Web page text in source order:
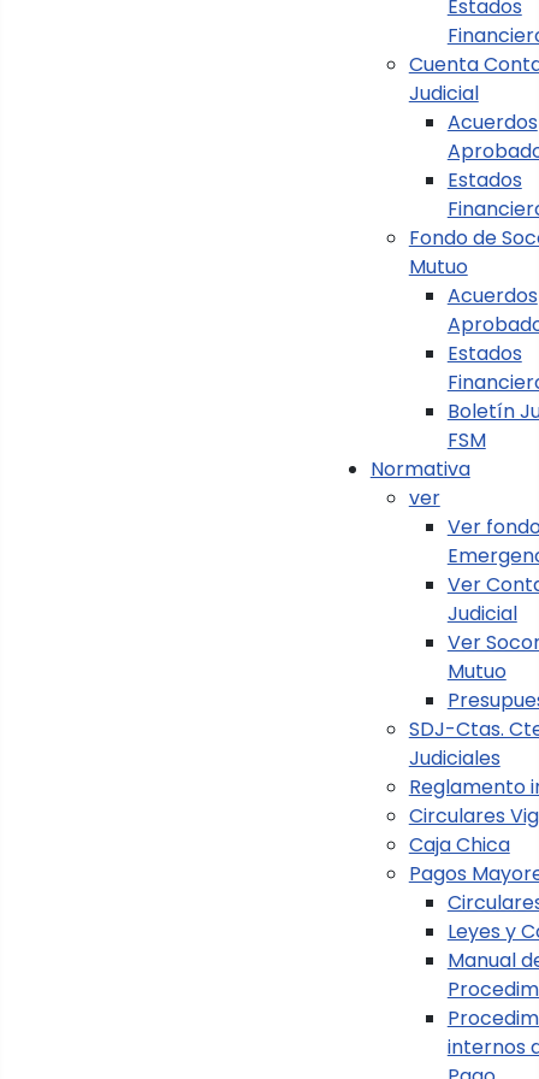
Estados
Cuenta
Judicial
Acuerdos
Estados
Fondo de
Mutuo
Acuerdos
Estados
Boletín
FSM
Normativa
ver
Ver
Ver
Judicial
Ver
Mutuo
SDJ-Ctas.
Judiciales
Reglamento
Circulares
Caja Chica
Pagos
Leyes y
Manual
internos